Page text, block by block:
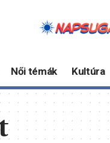
Női témák Kultúra